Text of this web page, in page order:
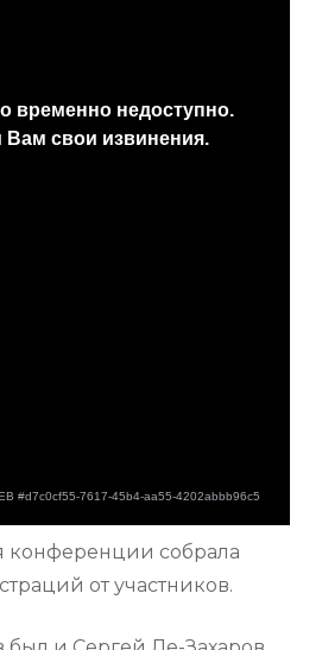
конференции собрала
от участников.